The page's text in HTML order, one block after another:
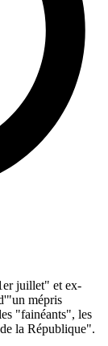
juillet" et ex-
mépris
"fainéants", les
la République".